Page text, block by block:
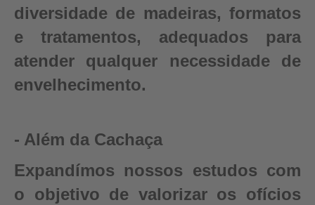
diversidade de madeiras, formatos
e tratamentos, adequados para
atender qualquer necessidade de
envelhecimento.
- Além da Cachaça
Expandímos nossos estudos com
o objetivo de valorizar os ofícios